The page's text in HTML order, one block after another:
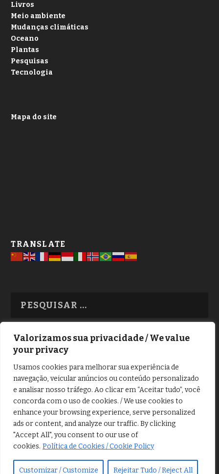
Valorizamos sua privacidade / We value
your privacy
Usamos cookies para melhorar sua experiência de
navegação, veicular anúncios ou conteúdo personalizado
e analisar nosso tráfego. Ao clicar em “Aceitar tudo”, você
concorda com o uso de cookies. / We use cookies to
enhance your browsing experience, serve personalized
ads or content, and analyze our traffic. By clicking
"Accept All", you consent to our use of
cookies. Política de Cookies / Cookie Policy
Customizar / Customize Rejeitar Tudo / Reject All
Livros
Meio ambiente
Mudanças climáticas
Oceano
Plantas
Pesquisas
Tecnologia
Mapa do site
TRANSLATE
TODAS OS ASSUNTOS
Copyright © Alô Tatuapé 2013 / 2026
Desenvolvido por ALOSP MKT DIGITAL